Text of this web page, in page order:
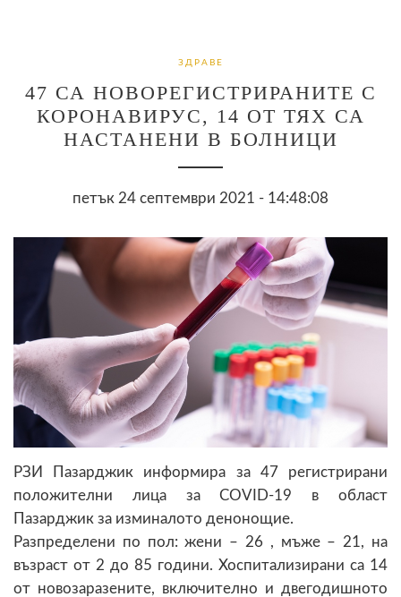
ЗДРАВЕ
47 СА НОВОРЕГИСТРИРАНИТЕ С
КОРОНАВИРУС, 14 ОТ ТЯХ СА
НАСТАНЕНИ В БОЛНИЦИ
петък 24 септември 2021 - 14:48:08
РЗИ Пазарджик информира за 47 регистрирани
положителни лица за COVID-19 в област
Пазарджик за изминалото денонощие.
Разпределени по пол: жени – 26 , мъже – 21, на
възраст от 2 до 85 години. Хоспитализирани са 14
от новозаразените, включително и двегодишното